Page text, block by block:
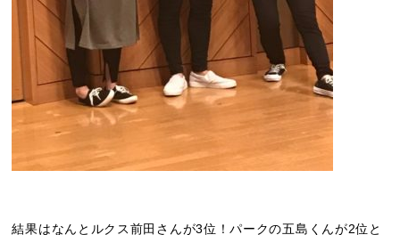
結果はなんとルクス前田さんが3位！パークの五島くんが2位と